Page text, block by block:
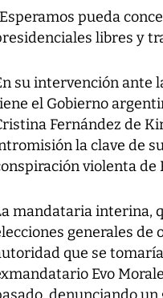
pueda
libres y
su intervención ante
el Gobierno
Fernández de
la clave de
violenta de
mandataria interina,
generales de
que se
Evo
denunciando